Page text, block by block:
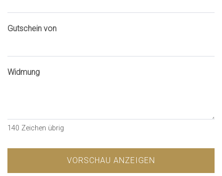
Gutschein von
Widmung
140 Zeichen übrig
VORSCHAU ANZEIGEN